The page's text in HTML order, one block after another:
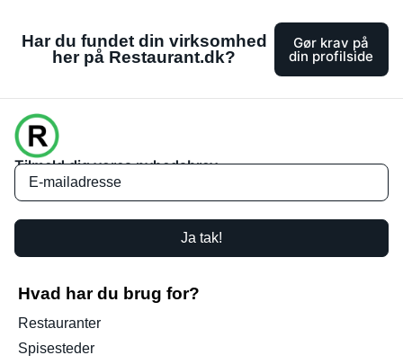
Har du fundet din virksomhed
her på Restaurant.dk?
Gør krav på
din profilside
Tilmeld dig vores nyhedsbrev
Ja tak!
Hvad har du brug for?
Restauranter
Spisesteder